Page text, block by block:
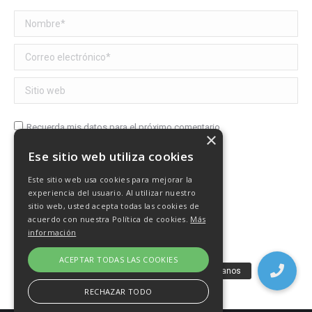
Nombre *
Correo electrónico *
Sitio web
Recuerda mis datos para el próximo comentario
Publicar comentario
Ese sitio web utiliza cookies
Este sitio web usa cookies para mejorar la
experiencia del usuario. Al utilizar nuestro
sitio web, usted acepta todas las cookies de
acuerdo con nuestra Política de cookies. Más
información
ACEPTAR TODAS LAS COOKIES
RECHAZAR TODO
×